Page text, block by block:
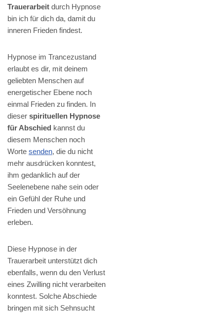
Trauerarbeit durch Hypnose
bin ich für dich da, damit du
inneren Frieden findest.
Hypnose im Trancezustand
erlaubt es dir, mit deinem
geliebten Menschen auf
energetischer Ebene noch
einmal Frieden zu finden. In
dieser spirituellen Hypnose
für Abschied kannst du
diesem Menschen noch
Worte senden, die du nicht
mehr ausdrücken konntest,
ihm gedanklich auf der
Seelenebene nahe sein oder
ein Gefühl der Ruhe und
Frieden und Versöhnung
erleben.
Diese Hypnose in der
Trauerarbeit unterstützt dich
ebenfalls, wenn du den Verlust
eines Zwilling nicht verarbeiten
konntest. Solche Abschiede
bringen mit sich Sehnsucht